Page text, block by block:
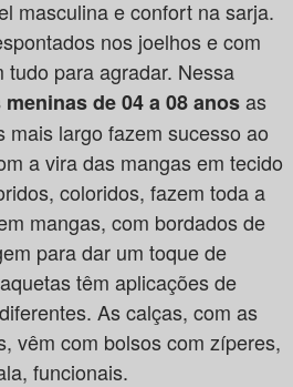
masculina e confort na sarja.
nos joelhos e com
tudo para agradar. Nessa
meninas de 04 a 08 anosas
mais largo fazem sucesso ao
a vira das mangas em tecido
coloridos, fazem toda a
mangas, com bordados de
para dar um toque de
têm aplicações de
As calças, com as
vêm com bolsos com zíperes,
funcionais.